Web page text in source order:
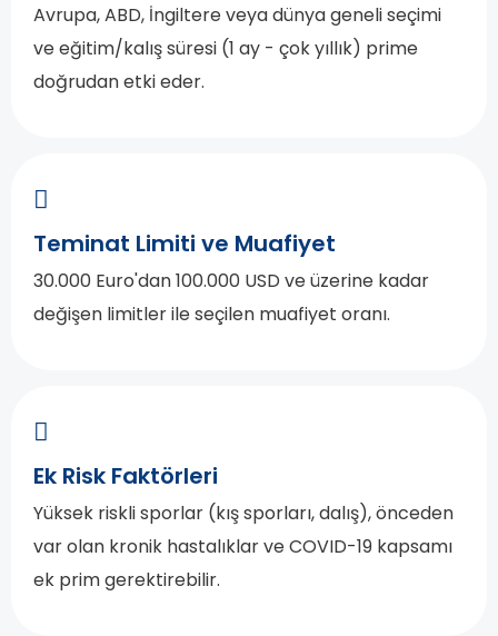
Avrupa, ABD, İngiltere veya dünya geneli seçimi
ve eğitim/kalış süresi (1 ay - çok yıllık) prime
doğrudan etki eder.
Teminat Limiti ve Muafiyet
30.000 Euro'dan 100.000 USD ve üzerine kadar
değişen limitler ile seçilen muafiyet oranı.
Ek Risk Faktörleri
Yüksek riskli sporlar (kış sporları, dalış), önceden
var olan kronik hastalıklar ve COVID-19 kapsamı
ek prim gerektirebilir.